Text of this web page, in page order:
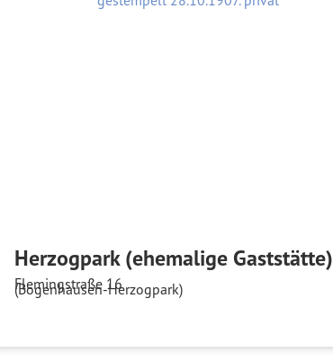
Herzogpark (ehemalige Gaststätte)
Flemingstraße 16
(Bogenhausen-Herzogpark)